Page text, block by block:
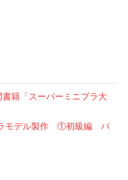
籍「スーパーミニプラ大
ラモデル製作 ①初級編 パ